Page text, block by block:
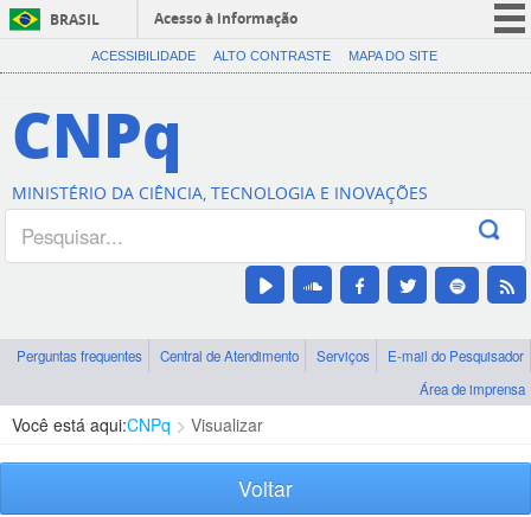
BRASIL
Acesso à informação
CORONAVÍRUS (COVID-19)
Canais
ACESSIBILIDADE ALTO CONTRASTE MAPA DO SITE
CNPq
MINISTÉRIO DA CIÊNCIA, TECNOLOGIA E INOVAÇÕES
Perguntas frequentes Central de Atendimento Serviços
E-mail do Pesquisador
Área de imprensa
Você está aqui:CNPq Visualizar
Voltar